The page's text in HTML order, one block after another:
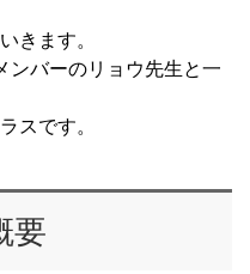
きます。
ンバーのリョウ先生と一
スです。
要